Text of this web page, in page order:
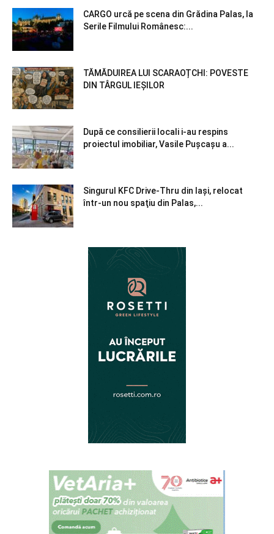
CARGO urcă pe scena din Grădina Palas, la
Serile Filmului Românesc:...
TĂMĂDUIREA LUI SCARAOȚCHI: POVESTE
DIN TÂRGUL IEȘILOR
După ce consilierii locali i-au respins
proiectul imobiliar, Vasile Pușcașu a...
Singurul KFC Drive-Thru din Iași, relocat
într-un nou spaţiu din Palas,...